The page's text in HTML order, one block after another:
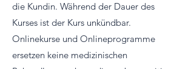
die Kundin. Während der Dauer des
Kurses ist der Kurs unkündbar.
Onlinekurse und Onlineprogramme
ersetzen keine medizinischen